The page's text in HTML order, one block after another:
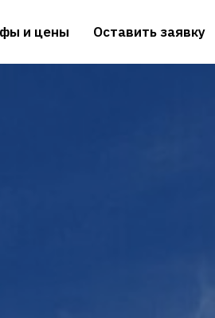
и цены Оставить заявку